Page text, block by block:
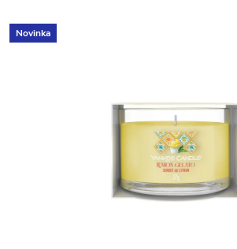
Novinka